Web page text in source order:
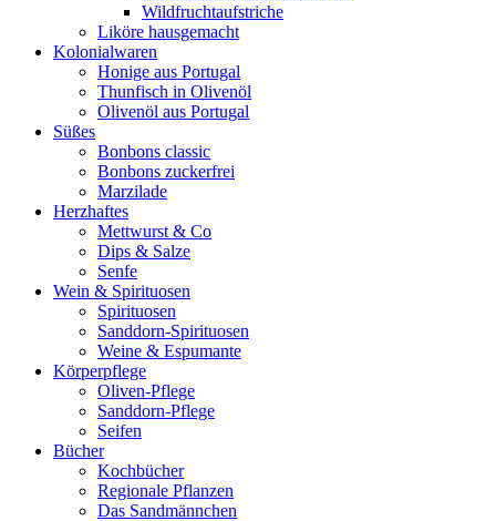
Wildfruchtaufstriche
Liköre hausgemacht
Kolonialwaren
Honige aus Portugal
Thunfisch in Olivenöl
Olivenöl aus Portugal
Süßes
Bonbons classic
Bonbons zuckerfrei
Marzilade
Herzhaftes
Mettwurst & Co
Dips & Salze
Senfe
Wein & Spirituosen
Spirituosen
Sanddorn-Spirituosen
Weine & Espumante
Körperpflege
Oliven-Pflege
Sanddorn-Pflege
Seifen
Bücher
Kochbücher
Regionale Pflanzen
Das Sandmännchen